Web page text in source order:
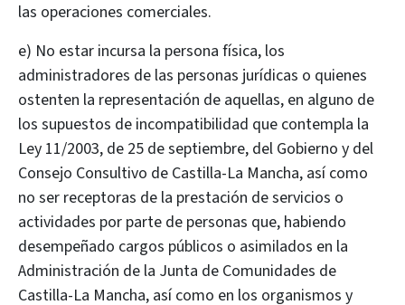
las operaciones comerciales.
e) No estar incursa la persona física, los
administradores de las personas jurídicas o quienes
ostenten la representación de aquellas, en alguno de
los supuestos de incompatibilidad que contempla la
Ley 11/2003, de 25 de septiembre, del Gobierno y del
Consejo Consultivo de Castilla-La Mancha, así como
no ser receptoras de la prestación de servicios o
actividades por parte de personas que, habiendo
desempeñado cargos públicos o asimilados en la
Administración de la Junta de Comunidades de
Castilla-La Mancha, así como en los organismos y